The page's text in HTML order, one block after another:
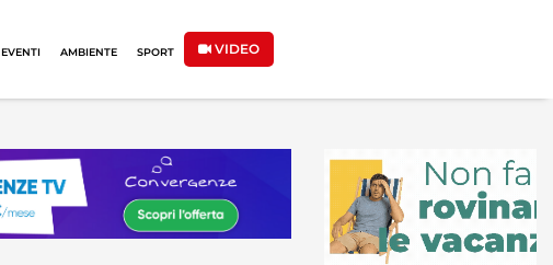
EVENTI AMBIENTE SPORT VIDEO